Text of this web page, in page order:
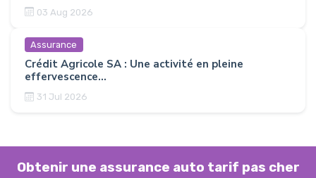
03 Aug 2026
Assurance
Crédit Agricole SA : Une activité en pleine
effervescence...
31 Jul 2026
Obtenir une assurance auto tarif pas cher